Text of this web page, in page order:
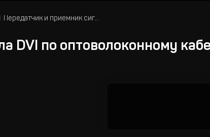
KREMER 602R/T Передатчик и приемник сигнала DVI по оптоволоконному кабелю
DVI по оптоволоконному